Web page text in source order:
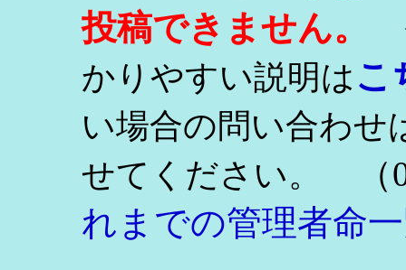
投稿できません。
かりやすい説明はこ
い場合の問い合わせ
せてください。
（
れまでの管理者命